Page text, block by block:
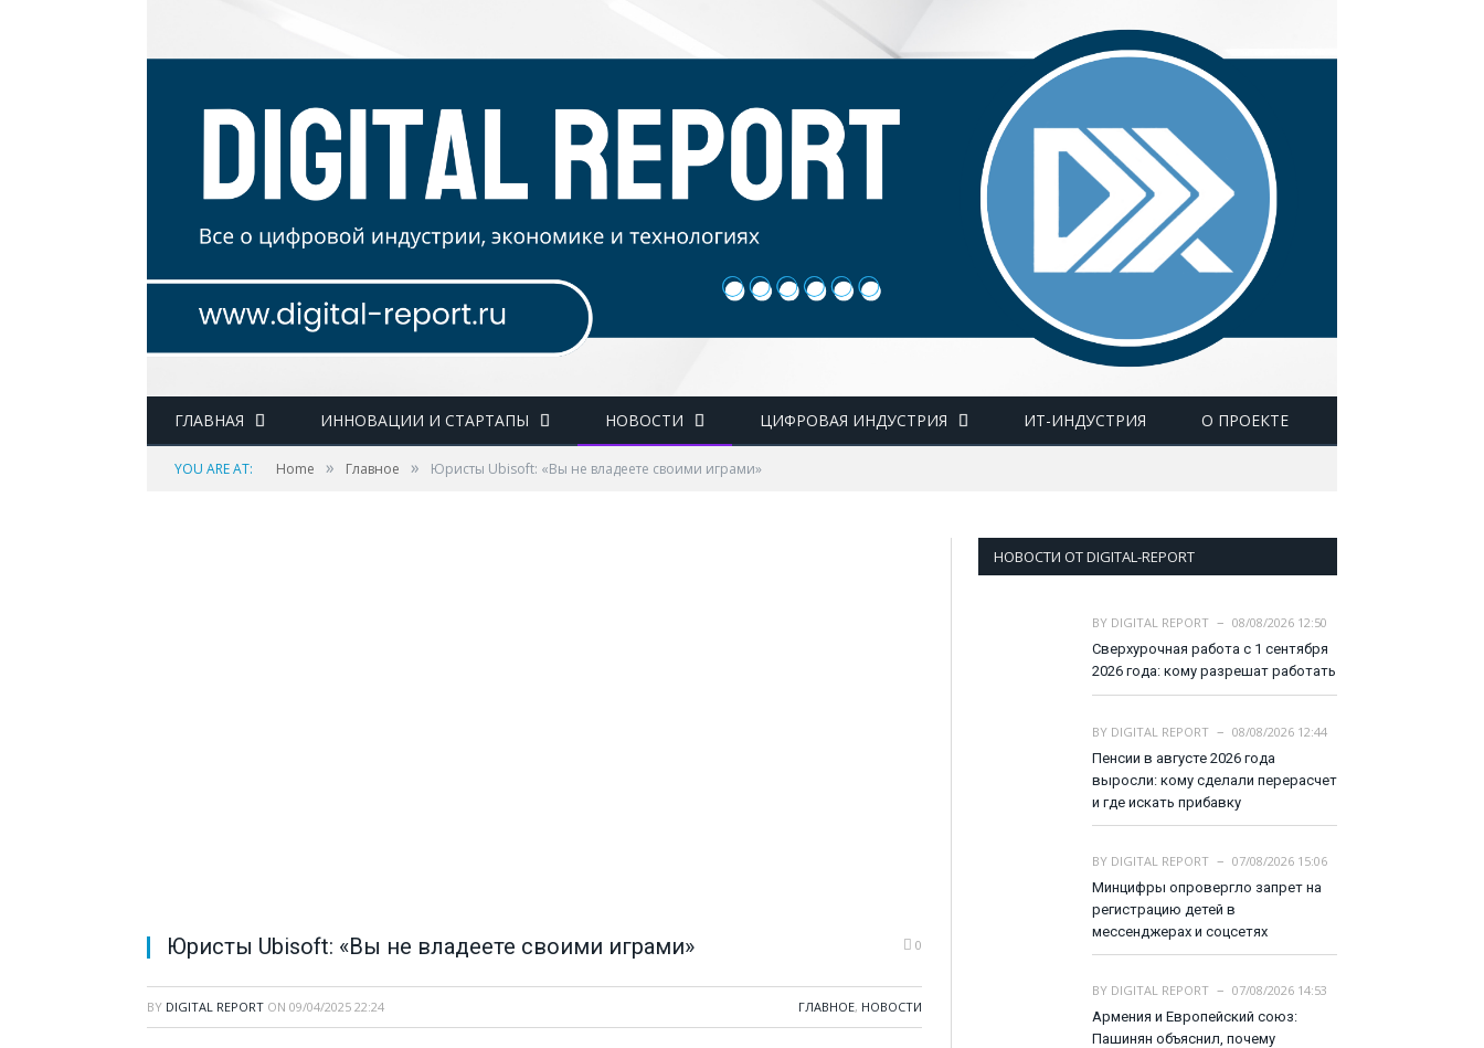
ГЛАВНАЯ ИННОВАЦИИ И СТАРТАПЫ НОВОСТИ ЦИФРОВАЯ ИНДУСТРИЯ ИТ-ИНДУСТРИЯ О ПРОЕКТЕ
YOU ARE AT: Home » Главное » Юристы Ubisoft: «Вы не владеете своими играми»
Юристы Ubisoft: «Вы не владеете своими играми» 0
BY DIGITAL REPORT ON 09/04/2025 22:24 ГЛАВНОЕ, НОВОСТИ
НОВОСТИ ОТ DIGITAL-REPORT
BY DIGITAL REPORT
08/08/2026 12:50
Сверхурочная работа с 1 сентября
2026 года: кому разрешат работать
BY DIGITAL REPORT
08/08/2026 12:44
Пенсии в августе 2026 года
выросли: кому сделали перерасчет
и где искать прибавку
BY DIGITAL REPORT
07/08/2026 15:06
Минцифры опровергло запрет на
регистрацию детей в
мессенджерах и соцсетях
BY DIGITAL REPORT
07/08/2026 14:53
Армения и Европейский союз:
Пашинян объяснил, почему